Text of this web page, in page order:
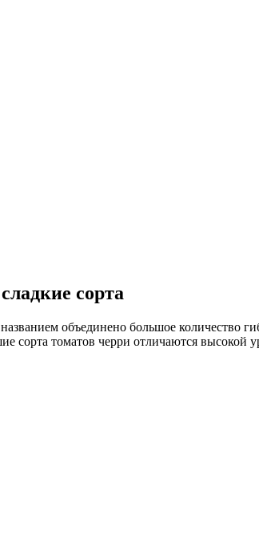
сорта
объединено большое количество
сорта томатов черри отличаются